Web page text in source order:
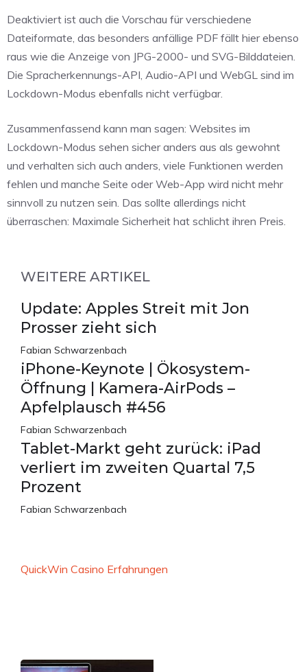
Deaktiviert ist auch die Vorschau für verschiedene
Dateiformate, das besonders anfällige PDF fällt hier ebenso
raus wie die Anzeige von JPG-2000- und SVG-Bilddateien.
Die Spracherkennungs-API, Audio-API und WebGL sind im
Lockdown-Modus ebenfalls nicht verfügbar.
Zusammenfassend kann man sagen: Websites im
Lockdown-Modus sehen sicher anders aus als gewohnt
und verhalten sich auch anders, viele Funktionen werden
fehlen und manche Seite oder Web-App wird nicht mehr
sinnvoll zu nutzen sein. Das sollte allerdings nicht
überraschen: Maximale Sicherheit hat schlicht ihren Preis.
WEITERE ARTIKEL
Update: Apples Streit mit Jon
Prosser zieht sich
Fabian Schwarzenbach
iPhone-Keynote | Ökosystem-
Öffnung | Kamera-AirPods –
Apfelplausch #456
Fabian Schwarzenbach
Tablet-Markt geht zurück: iPad
verliert im zweiten Quartal 7,5
Prozent
Fabian Schwarzenbach
QuickWin Casino Erfahrungen